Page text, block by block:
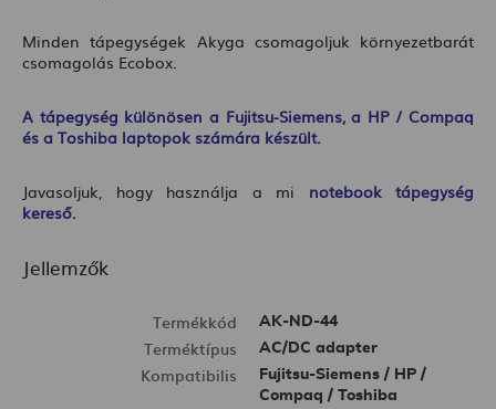
Minden tápegységek Akyga csomagoljuk környezetbarát
csomagolás Ecobox.
A tápegység különösen a Fujitsu-Siemens, a HP / Compaq
és a Toshiba laptopok számára készült.
Javasoljuk, hogy használja a mi
notebook tápegység
kereső.
Jellemzők
Termékkód AK-ND-44
Terméktípus AC/DC adapter
Kompatibilis
Fujitsu-Siemens / HP /
Compaq / Toshiba